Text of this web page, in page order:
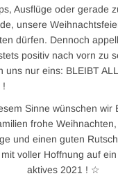
Ausflüge oder gerade
unsere
dürfen. Dennoch
positiv nach vorn zu
uns nur eins: BLEIBT
!
Sinne wünschen wir
frohe
und einen guten
voller Hoffnung auf
aktives 2021 ! ☆